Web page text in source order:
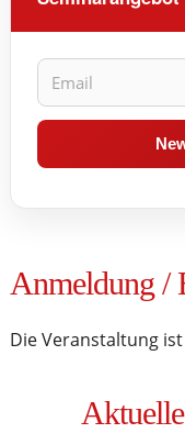
Anmeldung /
Die Veranstaltung